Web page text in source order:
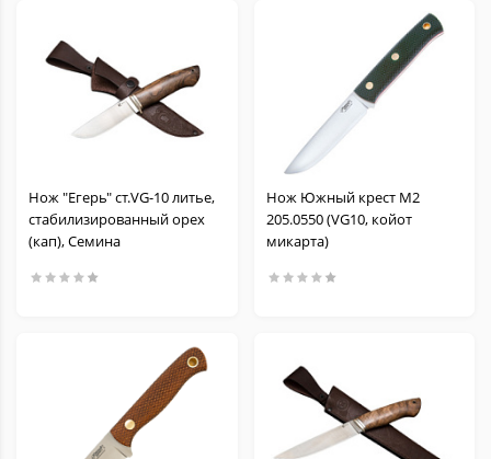
Нож "Егерь" ст.VG-10 литье,
стабилизированный орех
(кап), Семина
Нож Южный крест M2
205.0550 (VG10, койот
микарта)